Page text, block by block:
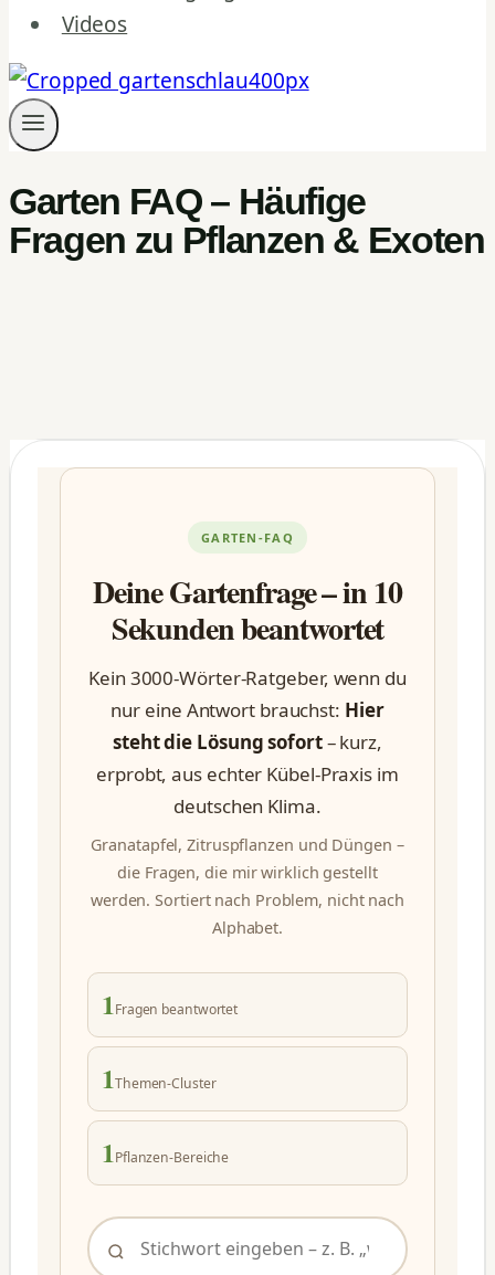
Videos
Garten FAQ – Häufige
Fragen zu Pflanzen & Exoten
GARTEN-FAQ
Deine Gartenfrage – in 10
Sekunden beantwortet
Kein 3000-Wörter-Ratgeber, wenn du
nur eine Antwort brauchst: Hier
steht die Lösung sofort– kurz,
erprobt, aus echter Kübel-Praxis im
deutschen Klima.
Granatapfel, Zitruspflanzen und Düngen –
die Fragen, die mir wirklich gestellt
werden. Sortiert nach Problem, nicht nach
Alphabet.
1Fragen beantwortet
1Themen-Cluster
1Pflanzen-Bereiche